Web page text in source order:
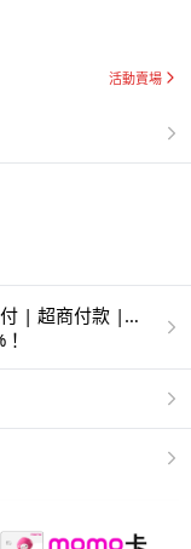
活動賣場
| 超商付款 |